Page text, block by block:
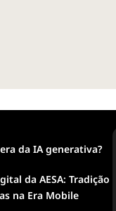
da IA generativa?
da AESA: Tradição
na Era Mobile